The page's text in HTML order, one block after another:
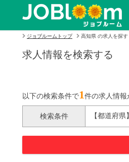
ジョブルームトップ 高知県 の求人を探す
求人情報を検索する
以下の検索条件で1件の求人情報
検索条件 【都道府